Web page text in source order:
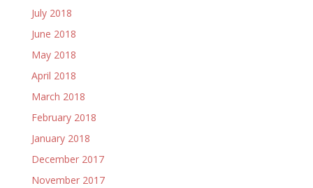
July 2018
June 2018
May 2018
April 2018
March 2018
February 2018
January 2018
December 2017
November 2017